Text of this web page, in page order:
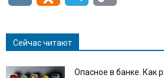
Сейчас читают
Опасное в банке. Как